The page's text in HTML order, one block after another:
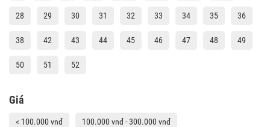
28 29 30 31 32 33 34 35 36
38 42 43 44 45 46 47 48 49
50 51 52
Giá
< 100.000 vnđ 100.000 vnđ - 300.000 vnđ